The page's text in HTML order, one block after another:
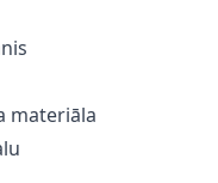
materiāla